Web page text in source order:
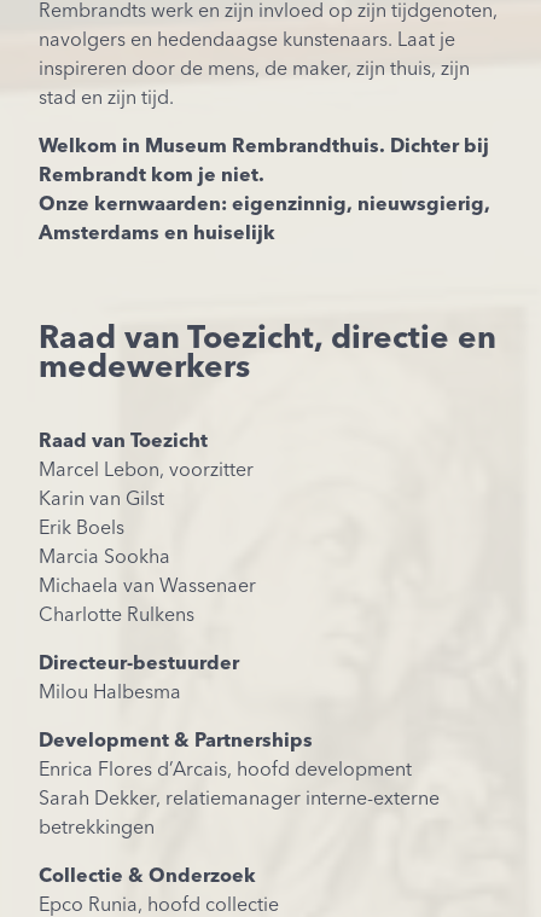
Rembrandts werk en zijn invloed op zijn tijdgenoten,
navolgers en hedendaagse kunstenaars. Laat je
inspireren door de mens, de maker, zijn thuis, zijn
stad en zijn tijd.
Welkom in Museum Rembrandthuis. Dichter bij
Rembrandt kom je niet.
Onze kernwaarden: eigenzinnig, nieuwsgierig,
Amsterdams en huiselijk
Raad van Toezicht, directie en
medewerkers
Raad van Toezicht
Marcel Lebon, voorzitter
Karin van Gilst
Erik Boels
Marcia Sookha
Michaela van Wassenaer
Charlotte Rulkens
Directeur-bestuurder
Milou Halbesma
Development & Partnerships
Enrica Flores d’Arcais, hoofd development
Sarah Dekker, relatiemanager interne-externe
betrekkingen
Collectie & Onderzoek
Epco Runia, hoofd collectie